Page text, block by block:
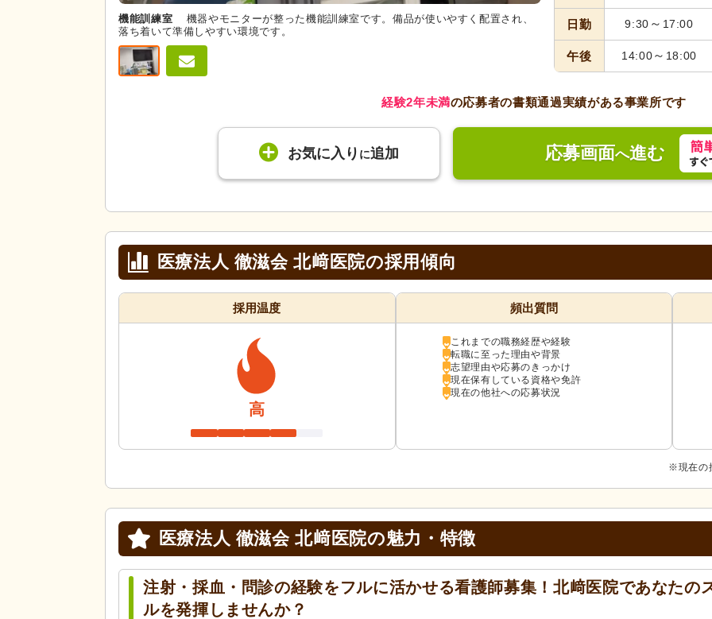
機能訓練室
機器やモニターが整った機能訓練室です。備品が使いやすく配置され、
落ち着いて準備しやすい環境です。
日勤 9:30 ～ 17:00
午後 14:00～ 18:00
経験2年未満の応募者の書類通過実績がある事業所です
お気に入り に追加 応募画面へ進む
医療法人 徹滋会 北﨑医院の採用傾向
採用温度
高
頻出質問
これまでの職務経歴や経験
転職に至った理由や背景
志望理由や応募のきっかけ
現在保有している資格や免許
現在の他社への応募状況
※現在の
医療法人 徹滋会 北﨑医院の魅力・特徴
注射・採血・問診の経験をフルに活かせる看護師募集！北﨑医院であなたの
ルを発揮しませんか？